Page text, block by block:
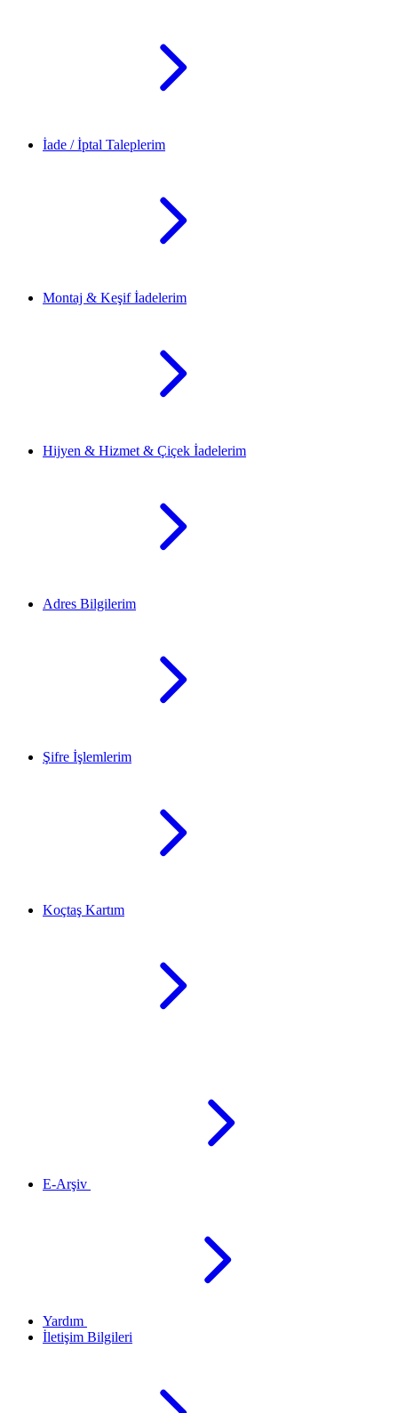
İade / İptal Taleplerim
Montaj & Keşif İadelerim
Hijyen & Hizmet & Çiçek İadelerim
Adres Bilgilerim
Şifre İşlemlerim
Koçtaş Kartım
E-Arşiv
Yardım
İletişim Bilgileri